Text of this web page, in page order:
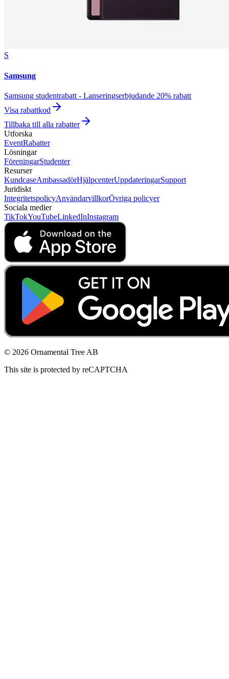
S
Samsung
Samsung studentrabatt - Lanseringserbjudande 20% rabatt
Visa rabattkod
Tillbaka till alla rabatter
Utforska
EventRabatter
Lösningar
FöreningarStudenter
Resurser
KundcaseAmbassadörHjälpcenterUppdateringarSupport
Juridiskt
IntegritetspolicyAnvändarvillkorÖvriga policyer
Sociala medier
TikTokYouTubeLinkedInInstagram
© 2026 Ornamental Tree AB
This site is protected by reCAPTCHA